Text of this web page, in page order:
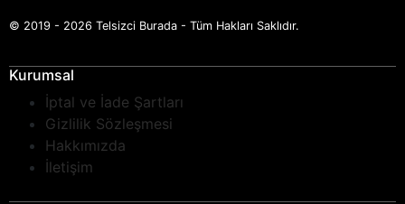
© 2019 - 2026 Telsizci Burada - Tüm Hakları Saklıdır.
Kurumsal
İptal ve İade Şartları
Gizlilik Sözleşmesi
Hakkımızda
İletişim